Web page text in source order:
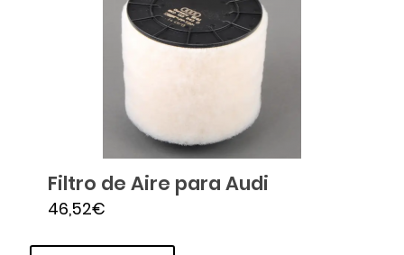
Filtro de Aire para Audi
46,52€